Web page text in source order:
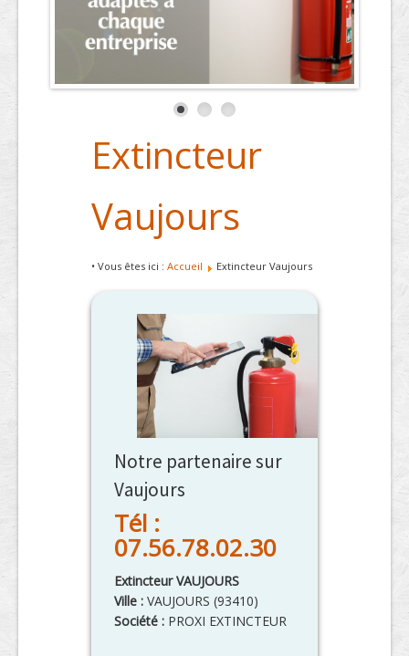
Extincteur
Vaujours
• Vous êtes ici : Accueil Extincteur Vaujours
Notre partenaire sur
Vaujours
Tél :
07.56.78.02.30
Extincteur VAUJOURS
Ville : VAUJOURS (93410)
Société : PROXI EXTINCTEUR